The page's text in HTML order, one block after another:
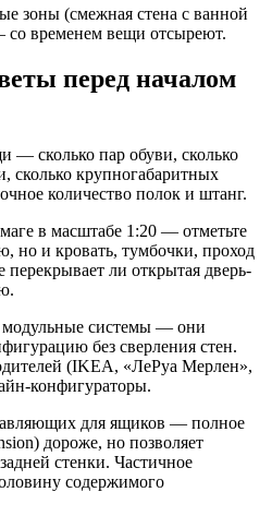
зоны (смежная стена с ванной
со временем вещи отсыреют.
перед началом
— сколько пар обуви, сколько
сколько крупногабаритных
количество полок и штанг.
в масштабе 1:20 — отметьте
но и кровать, тумбочки, проход
перекрывает ли открытая дверь-
модульные системы — они
без сверления стен.
(IKEA, «ЛеРуа Мерлен»,
конфигураторы.
для ящиков — полное
дороже, но позволяет
стенки. Частичное
содержимого